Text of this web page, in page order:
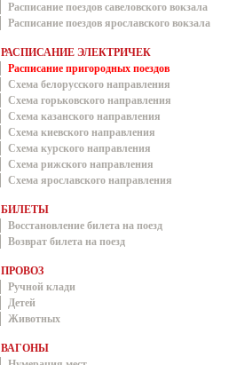
Расписание поездов савеловского вокзала
Расписание поездов ярославского вокзала
РАСПИСАНИЕ ЭЛЕКТРИЧЕК
Расписание пригородных поездов
Схема белорусского направления
Схема горьковского направления
Схема казанского направления
Схема киевского направления
Схема курского направления
Схема рижского направления
Схема ярославского направления
БИЛЕТЫ
Восстановление билета на поезд
Возврат билета на поезд
ПРОВОЗ
Ручной клади
Детей
Животных
ВАГОНЫ